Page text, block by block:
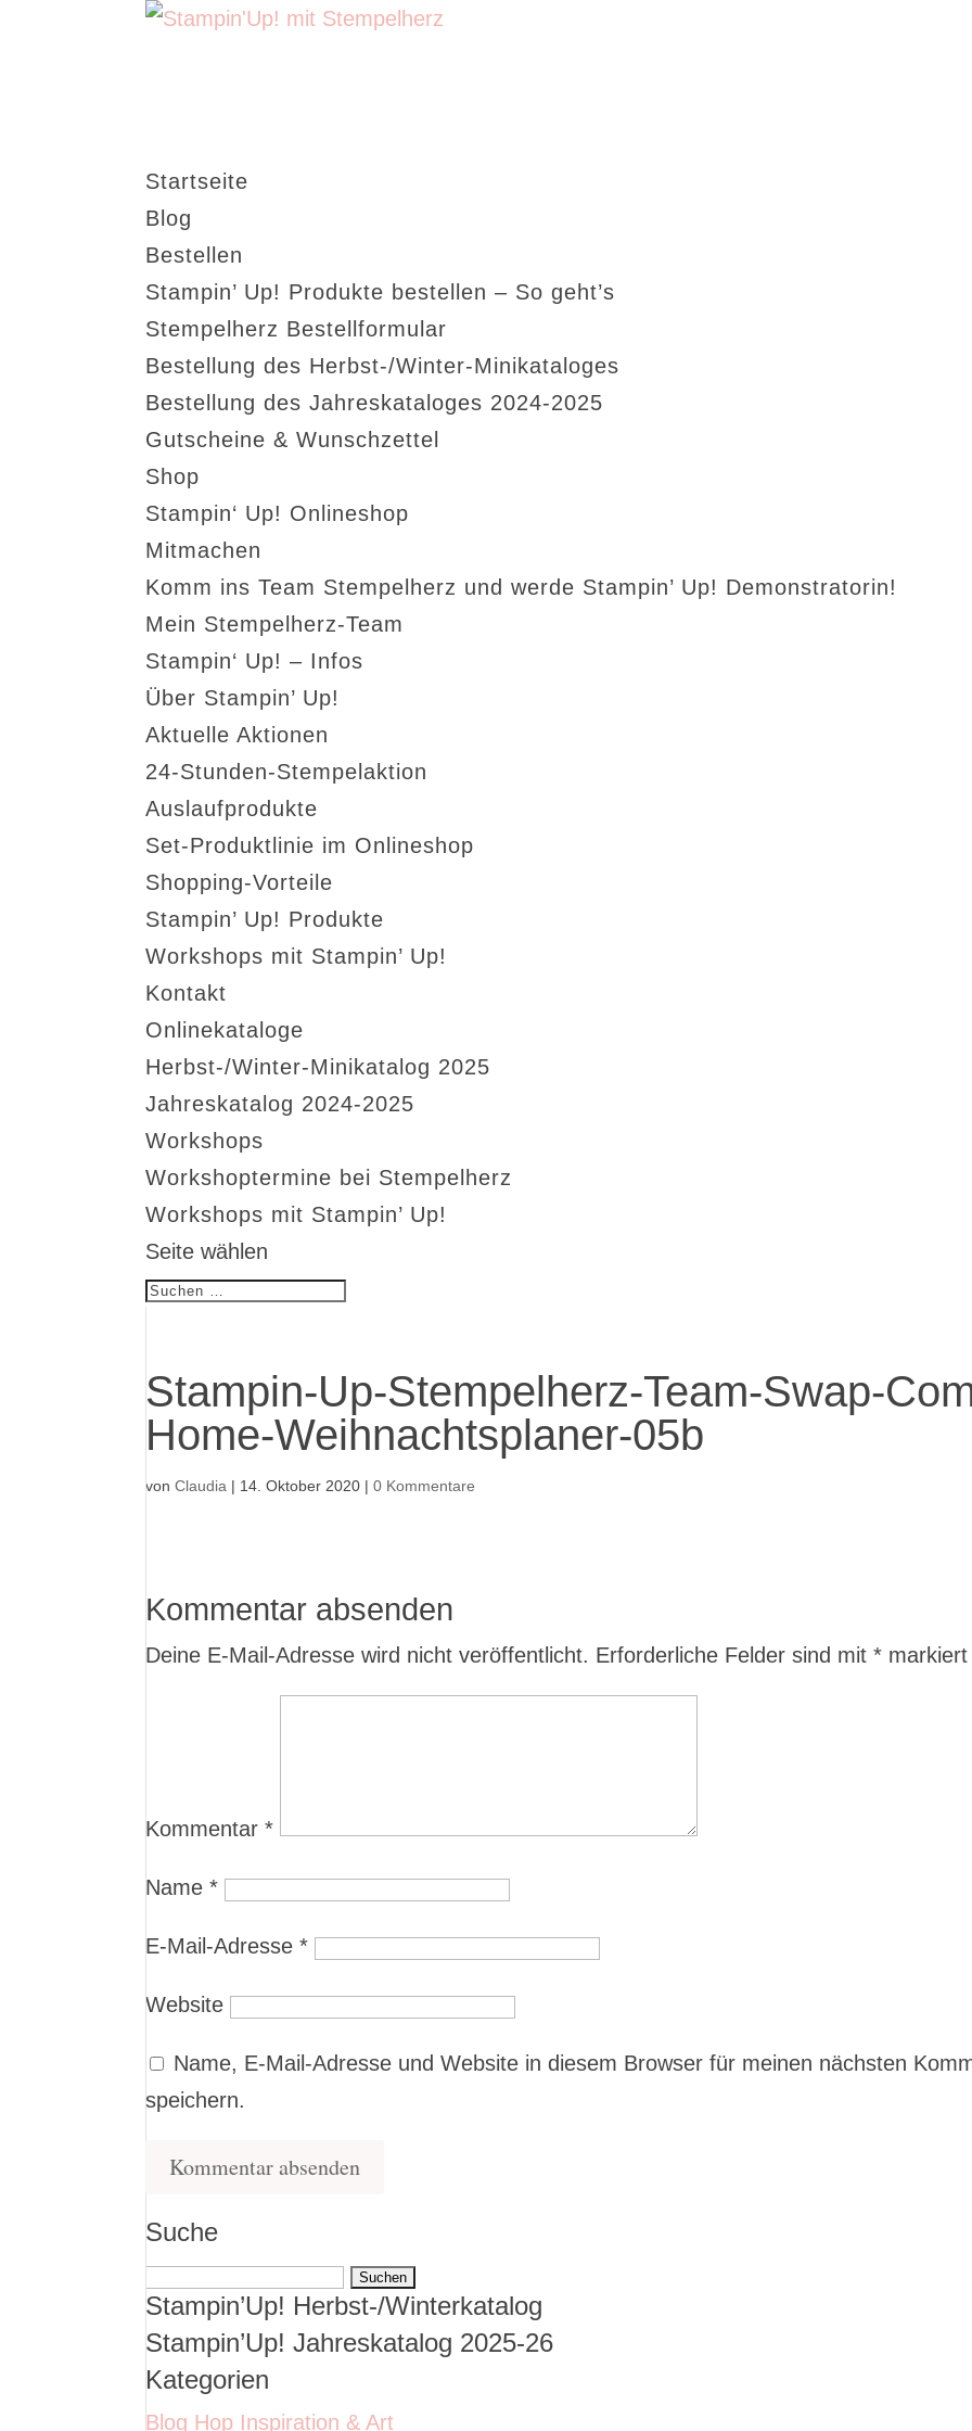
Startseite
Blog
Bestellen
Stampin’ Up! Produkte bestellen – So geht’s
Stempelherz Bestellformular
Bestellung des Herbst-/Winter-Minikataloges
Bestellung des Jahreskataloges 2024-2025
Gutscheine & Wunschzettel
Shop
Stampin‘ Up! Onlineshop
Mitmachen
Komm ins Team Stempelherz und werde Stampin’ Up! Demonstratorin!
Mein Stempelherz-Team
Stampin‘ Up! – Infos
Über Stampin’ Up!
Aktuelle Aktionen
24-Stunden-Stempelaktion
Auslaufprodukte
Set-Produktlinie im Onlineshop
Shopping-Vorteile
Stampin’ Up! Produkte
Workshops mit Stampin’ Up!
Kontakt
Onlinekataloge
Herbst-/Winter-Minikatalog 2025
Jahreskatalog 2024-2025
Workshops
Workshoptermine bei Stempelherz
Workshops mit Stampin’ Up!
Seite wählen
Stampin-Up-Stempelherz-Team-Swap-
Home-Weihnachtsplaner-05b
vonClaudia | 14. Oktober 2020 |0 Kommentare
Kommentar absenden
Deine E-Mail-Adresse wird nicht veröffentlicht. Erforderliche Felder sind mit* markiert
Kommentar*
Name*
E-Mail-Adresse*
Website
Name, E-Mail-Adresse und Website in diesem Browser für meinen nächsten
speichern.
Suche
Suchen
nach:
Stampin’Up! Herbst-/Winterkatalog
Stampin’Up! Jahreskatalog 2025-26
Kategorien
Blog Hop Inspiration & Art